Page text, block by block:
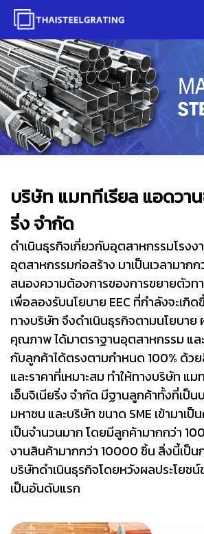
บริษัท แมททีเรียล แอดวา
ริ่ง จำกัด
ดำเนินธุรกิจเกี่ยวกับอุตสาหกรรมโรงง
อุตสาหกรรมก่อสร้าง มาเป็นเวลามาก
สนองความต้องการของการขยายตัวท
เพื่อลองรับนโยบาย EEC ที่กำลังจะเกิด
ทางบริษัท จึงดำเนินธุรกิจตามนโยบา
คุณภาพ ได้มาตราฐานอุตสาหกรรม แล
กับลูกค้าได้ตรงตามกำหนด 100% ด้
และราคาที่เหมาะสม ทำให้ทางบริษัท แ
เอ็นจิเนียริ่ง จำกัด มีฐานลูกค้าทั้งที่เป็
มหาชน และบริษัท ขนาด SME เข้ามาเ
เป็นจำนวนมาก โดยมีลูกค้ามากกว่า
งานสินค้ามากกว่า 10000 ชิ้น สิ่งนี้เป็น
บริษัทดำเนินธุรกิจโดยหวังผลประโยช
เป็นอันดับแรก